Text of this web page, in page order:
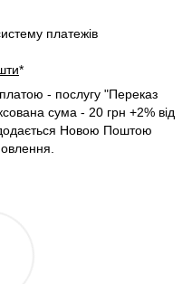
платежів
*
- послугу "Переказ
сума - 20 грн +2% від
Новою Поштою